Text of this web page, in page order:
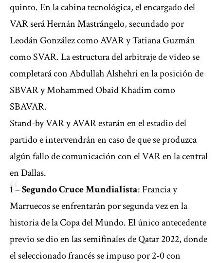
quinto. En la cabina tecnológica, el encargado del
VAR será Hernán Mastrángelo, secundado por
Leodán González como AVAR y Tatiana Guzmán
como SVAR. La estructura del arbitraje de video se
completará con Abdullah Alshehri en la posición de
SBVAR y Mohammed Obaid Khadim como
SBAVAR.
Stand-by VAR y AVAR estarán en el estadio del
partido e intervendrán en caso de que se produzca
algún fallo de comunicación con el VAR en la central
en Dallas.
1 –Segundo Cruce Mundialista: Francia y
Marruecos se enfrentarán por segunda vez en la
historia de la Copa del Mundo. El único antecedente
previo se dio en las semifinales de Qatar 2022, donde
el seleccionado francés se impuso por 2-0 con